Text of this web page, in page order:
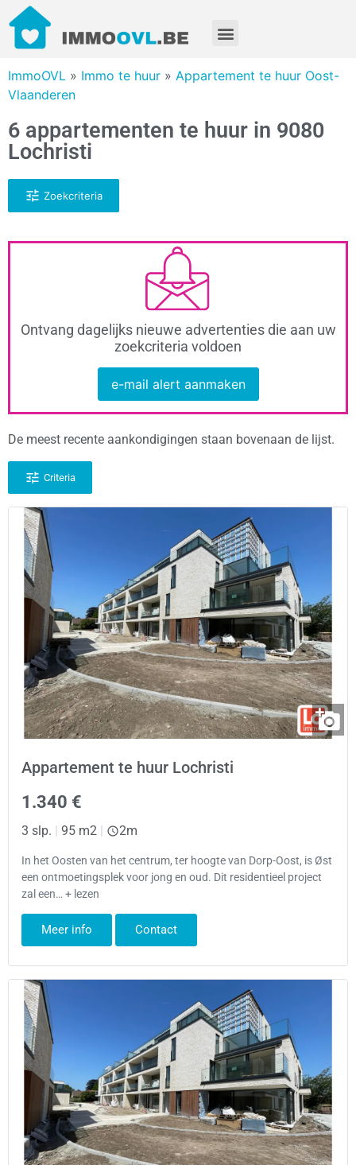
ImmoOVL » Immo te huur » Appartement te huur Oost-
Vlaanderen
6 appartementen te huur in 9080
Lochristi
Zoekcriteria
Ontvang dagelijks nieuwe advertenties die aan uw
zoekcriteria voldoen
e-mail alert aanmaken
De meest recente aankondigingen staan bovenaan de lijst.
Criteria
Appartement te huur Lochristi
1.340 €
3 slp. 95 m2 2m
In het Oosten van het centrum, ter hoogte van Dorp-Oost, is Øst
een ontmoetingsplek voor jong en oud. Dit residentieel project
zal een… + lezen
Meer info Contact